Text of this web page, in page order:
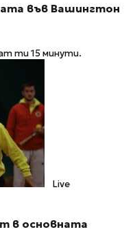
във Вашингтон
ти 15 минути.
Live
в основната